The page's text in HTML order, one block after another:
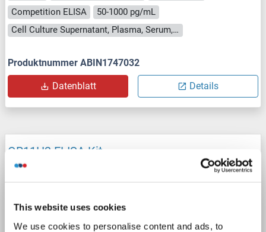
This website uses cookies
We use cookies to personalise content and ads, to
Competition ELISA
50-1000 pg/mL
Cell Culture Supernatant, Plasma, Serum, Tissue Homogenate
Produktnummer ABIN1747032
Datenblatt Details
OR11H2 ELISA Kit
OR11H2
Produktnummer ABIN1750701